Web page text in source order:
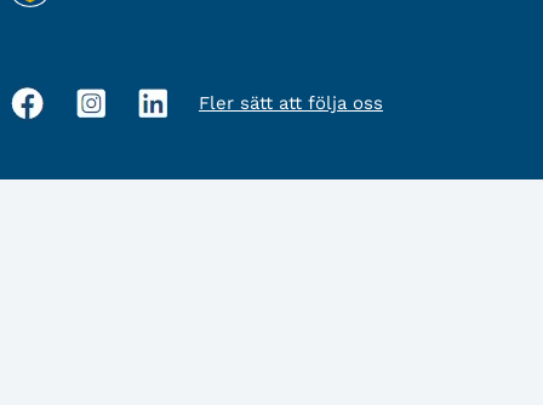
Sociala
Fler sätt att följa oss